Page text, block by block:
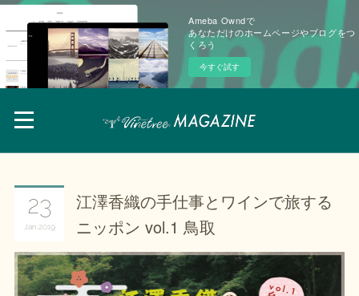
Ameba Owndで
あなただけのホームページやブログをつ
くろう
今すぐ試す
23
Jan 2019
江澤香織の手仕事とワインで旅する
ニッポン vol.1 鳥取